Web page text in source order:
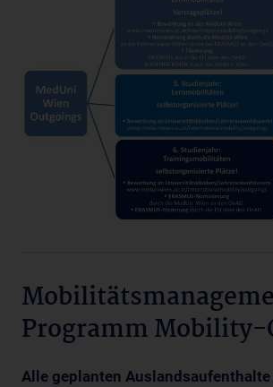
Programm
Alle geplanten Auslandsaufenthalte